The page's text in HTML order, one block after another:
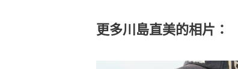
更多川島直美的相片：